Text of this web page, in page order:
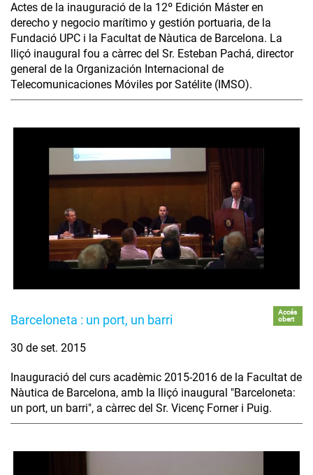
Actes de la inauguració de la 12º Edición Máster en
derecho y negocio marítimo y gestión portuaria, de la
Fundació UPC i la Facultat de Nàutica de Barcelona. La
lliçó inaugural fou a càrrec del Sr. Esteban Pachá, director
general de la Organización Internacional de
Telecomunicaciones Móviles por Satélite (IMSO).
Barceloneta : un port, un barri
Accés
obert
30 de set. 2015
Inauguració del curs acadèmic 2015-2016 de la Facultat de
Nàutica de Barcelona, amb la lliçó inaugural "Barceloneta:
un port, un barri", a càrrec del Sr. Vicenç Forner i Puig.